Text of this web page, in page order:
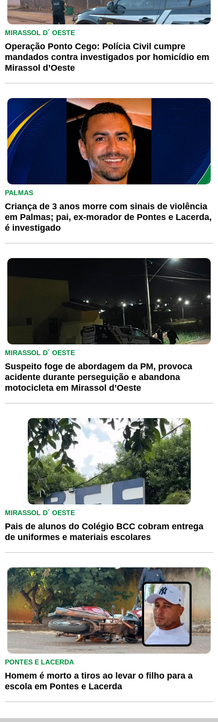
MIRASSOL D´ OESTE
Operação Ponto Cego: Polícia Civil cumpre
mandados contra investigados por homicídio em
Mirassol d’Oeste
PALMAS
Criança de 3 anos morre com sinais de violência
em Palmas; pai, ex-morador de Pontes e Lacerda,
é investigado
MIRASSOL D´ OESTE
Suspeito foge de abordagem da PM, provoca
acidente durante perseguição e abandona
motocicleta em Mirassol d’Oeste
MIRASSOL D´ OESTE
Pais de alunos do Colégio BCC cobram entrega
de uniformes e materiais escolares
PONTES E LACERDA
Homem é morto a tiros ao levar o filho para a
escola em Pontes e Lacerda